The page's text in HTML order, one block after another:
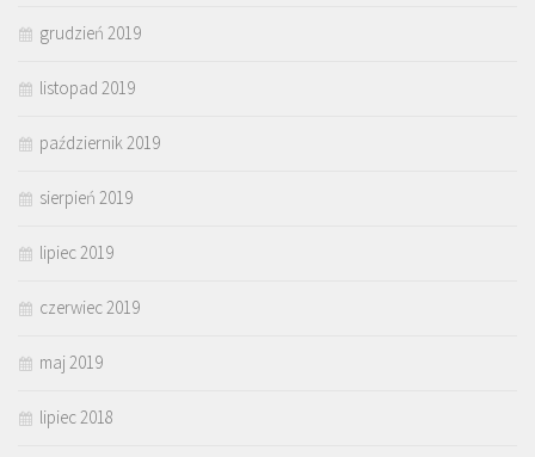
grudzień 2019
listopad 2019
październik 2019
sierpień 2019
lipiec 2019
czerwiec 2019
maj 2019
lipiec 2018